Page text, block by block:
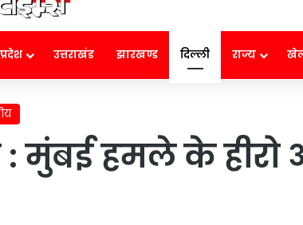
उत्तराखंड झारखण्ड दिल्ली राज्य
: मुंबई हमले के